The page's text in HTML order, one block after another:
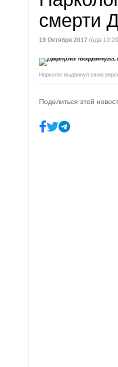
смерти
19 Октября 2017 года 10:20
Нарколог выдвинул свою
Поделиться этой